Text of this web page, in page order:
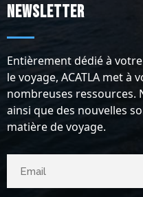
Newsletter
Entièrement dédié à
le voyage, ACATLA met à
nombreuses ressources.
ainsi que des nouvelles
matière de voyage.